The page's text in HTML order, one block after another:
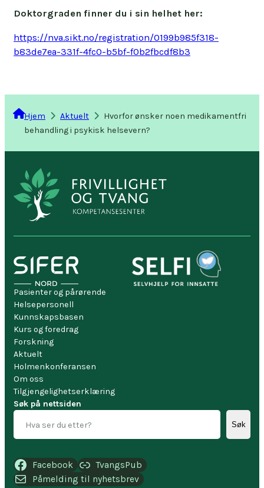
Doktorgraden finner du i sin helhet her:
https://nva.sikt.no/registration/0199b985f318-
b83de7ea-331f-4fc0-b5bf-f0b2fbcdf8b3
Hjem Aktuelt
Hvorfor ønsker noen medikamentfri
behandling i psykisk helsevern?
Pasienter og pårørende
Helsepersonell
Kunnskapsbasen
Kurs og foredrag
Forskning
Aktuelt
Holmenkonferansen
Om oss
Tilgjengelighetserklæring
Søk på nettsiden
Søk
Facebook
TvangsPub
Påmelding til nyhetsbrev